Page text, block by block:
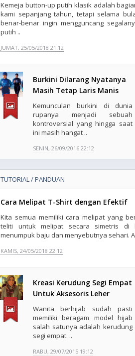
Kemeja button-up putih klasik adalah
kami sepanjang tahun, tetapi selama
benar-benar ingin mengguncang
putih ..
JUMAT, 25/05/2018 21:12
Burkini Dilarang Nyatanya
Masih Tetap Laris Manis
Kemunculan burkini di dunia
rupanya menjadi sebuah
kontroversial yang hingga saat
ini masih hangat ..
SENIN, 26/09/2016 22:12
TUTORIAL / PANDUAN
Cara Melipat T-Shirt dengan Efektif
Kita semua memiliki cara melipat yang
teliti untuk melipat secara simetris di
menumpuk baju dan menyebutnya sehari.
KAMIS, 24/05/2018 22:12
Kreasi Kerudung Segi Empat
Untuk Aksesoris Leher
Wanita berhijab sudah pasti
memiliki beragam model hijab
salah satunya adalah kerudung
segi empat. ..
RABU, 29/07/2015 19:12